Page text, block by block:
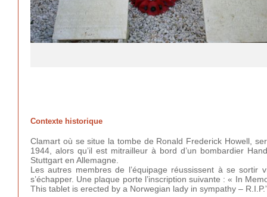
Contexte historique
Clamart où se situe la tombe de Ronald Frederick Howell,
1944, alors qu’il est mitrailleur à bord d’un bombardier
Stuttgart en Allemagne.
Les autres membres de l’équipage réussissent à se sortir
s’échapper. Une plaque porte l’inscription suivante : « In
This tablet is erected by a Norwegian lady in sympathy –